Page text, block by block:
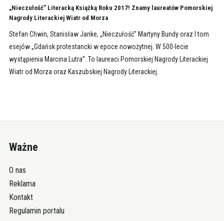
„Nieczułość” Literacką Książką Roku 2017! Znamy laureatów Pomorskiej
Nagrody Literackiej Wiatr od Morza
Stefan Chwin, Stanisław Janke, „Nieczułość” Martyny Bundy oraz I tom
esejów „Gdańsk protestancki w epoce nowożytnej. W 500-lecie
wystąpienia Marcina Lutra”. To laureaci Pomorskiej Nagrody Literackiej
Wiatr od Morza oraz Kaszubskiej Nagrody Literackiej.
Ważne
O nas
Reklama
Kontakt
Regulamin portalu